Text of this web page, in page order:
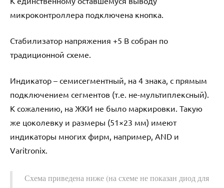
микроконтроллера подключена кнопка.
Стабилизатор напряжения +5 В собран по
традиционной схеме.
Индикатор – семисегментный, на 4 знака, с прямым
подключением сегментов (т.е. не-мультиплексный).
К сожалению, на ЖКИ не было маркировки. Такую
же цоколевку и размеры (51×23 мм) имеют
индикаторы многих фирм, например, AND и
Varitronix.
Схема приведена ниже (на схеме не показан диод для